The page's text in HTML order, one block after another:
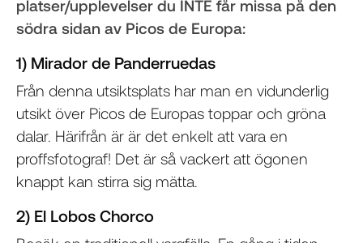
platser/upplevelser du INTE får missa på den
södra sidan av Picos de Europa:
1) Mirador de Panderruedas
Från denna utsiktsplats har man en vidunderlig
utsikt över Picos de Europas toppar och gröna
dalar. Härifrån är är det enkelt att vara en
proffsfotograf! Det är så vackert att ögonen
knappt kan stirra sig mätta.
2) El Lobos Chorco